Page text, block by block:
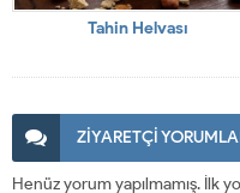
Tahin Helvası
ZİYARETÇİ
Henüz yorum yapılmamış. İlk